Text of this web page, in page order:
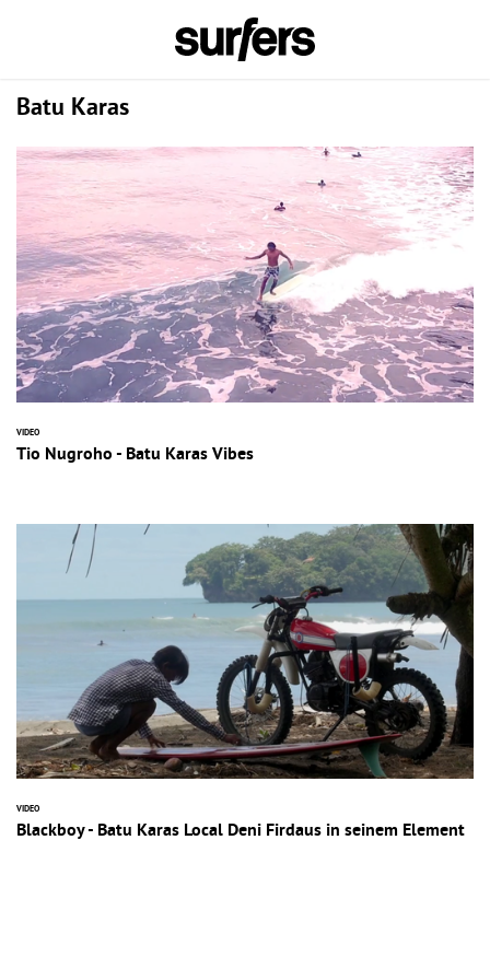
Batu Karas
VIDEO
Tio Nugroho - Batu Karas Vibes
VIDEO
Blackboy - Batu Karas Local Deni Firdaus in seinem Element